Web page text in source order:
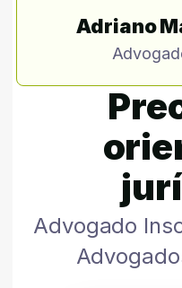
Adriano
Advogado